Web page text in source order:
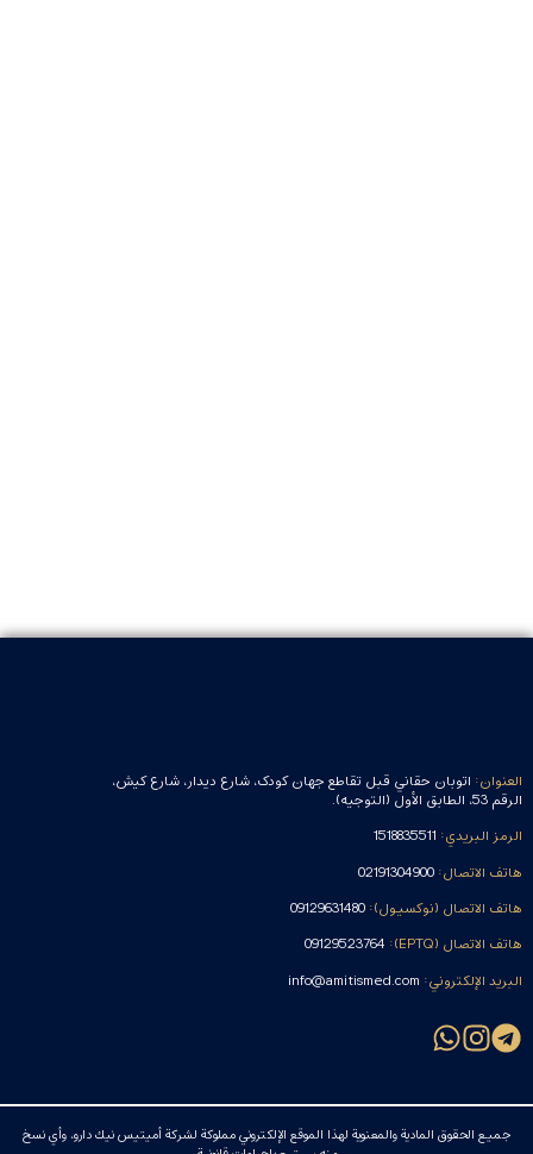
العنوان: اتوبان حقاني قبل تقاطع جهان کودک، شارع دیدار، شارع كيش،
الرقم 53، الطابق الأول (التوجيه).
الرمز البريدي: 1518835511
هاتف الاتصال: 02191304900
هاتف الاتصال (نوکسيول): 09129631480
هاتف الاتصال (EPTQ):
09129523764
البريد الإلكتروني: info@amitismed.com
جميع الحقوق المادية والمعنوية لهذا الموقع الإلكتروني مملوكة لشركة أميتيس نيك دارو، وأي نسخ